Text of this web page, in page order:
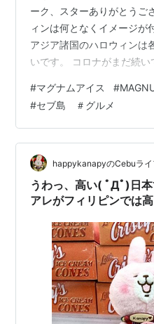
ーク、スターありがとうご
ィンは何となくイメージが
アジア諸国のハロウィンは
いです。 コロナがまだ続
っていて、みなさんのブロ
が、いつも私のブログに立
んありがとうございます。
すごく有名だけど、日本で
ムのアイスバーの話です。
いう話をずっと前から聞
#マグナムアイス #
#セブ島 ＃グルメ
happykanapyのCebuライ
うわっ、高い( ﾟДﾟ)日
アレがフィリピンでは